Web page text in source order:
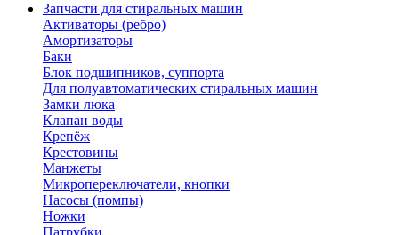
Запчасти для стиральных машин
Активаторы (ребро)
Амортизаторы
Баки
Блок подшипников, суппорта
Для полуавтоматических стиральных машин
Замки люка
Клапан воды
Крепёж
Крестовины
Манжеты
Микропереключатели, кнопки
Насосы (помпы)
Ножки
Патрубки